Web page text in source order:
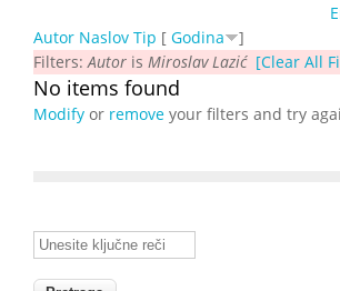
Autor Naslov Tip [ Godina
]
Filters: Autor is Miroslav Lazić [Clear All
No items found
Modify or remove your filters and try
Unesite ključne reči